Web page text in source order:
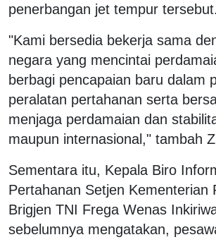
penerbangan jet tempur tersebut.
"Kami bersedia bekerja sama
negara yang mencintai
berbagi pencapaian baru dalam
peralatan pertahanan serta
menjaga perdamaian dan
maupun internasional," tambah
Sementara itu, Kepala Biro
Pertahanan Setjen Kementerian
Brigjen TNI Frega Wenas
sebelumnya mengatakan,